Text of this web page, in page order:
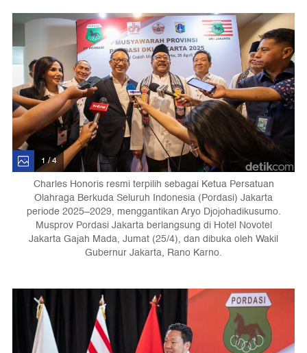
1 / 4
Charles Honoris resmi terpilih sebagai Ketua Persatuan
Olahraga Berkuda Seluruh Indonesia (Pordasi) Jakarta
periode 2025–2029, menggantikan Aryo Djojohadikusumo.
Musprov Pordasi Jakarta berlangsung di Hotel Novotel
Jakarta Gajah Mada, Jumat (25/4), dan dibuka oleh Wakil
Gubernur Jakarta, Rano Karno.